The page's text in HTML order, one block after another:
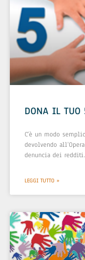
DONA IL TUO
C’è un modo
devolvendo
denuncia dei
LEGGI TUTTO »